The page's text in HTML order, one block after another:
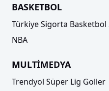
BASKETBOL
Türkiye Sigorta Basketbol
NBA
MULTİMEDYA
Trendyol Süper Lig Goller